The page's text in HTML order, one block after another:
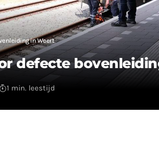
in Weert
defecte
1 min. leestijd